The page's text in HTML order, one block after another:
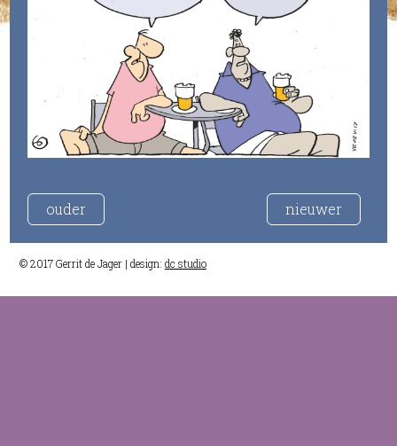
ouder nieuwer
© 2017 Gerrit de Jager | design: dc studio